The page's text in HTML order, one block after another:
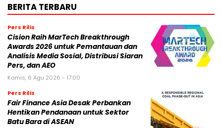
BERITA TERBARU
Pers Rilis
Cision Raih MarTech Breakthrough
Awards 2026 untuk Pemantauan dan
Analisis Media Sosial, Distribusi Siaran
Pers, dan AEO
Kamis, 6 Agu 2026 - 17:00
Pers Rilis
Fair Finance Asia Desak Perbankan
Hentikan Pendanaan untuk Sektor
Batu Bara di ASEAN